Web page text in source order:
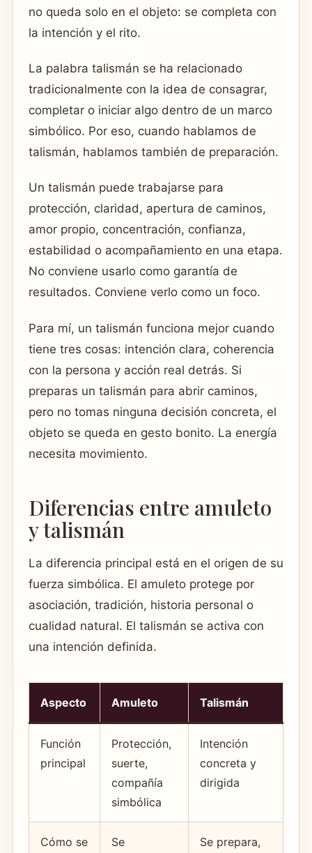
no queda solo en el objeto: se completa con
la intención y el rito.
La palabra talismán se ha relacionado
tradicionalmente con la idea de consagrar,
completar o iniciar algo dentro de un marco
simbólico. Por eso, cuando hablamos de
talismán, hablamos también de preparación.
Un talismán puede trabajarse para
protección, claridad, apertura de caminos,
amor propio, concentración, confianza,
estabilidad o acompañamiento en una etapa.
No conviene usarlo como garantía de
resultados. Conviene verlo como un foco.
Para mí, un talismán funciona mejor cuando
tiene tres cosas: intención clara, coherencia
con la persona y acción real detrás. Si
preparas un talismán para abrir caminos,
pero no tomas ninguna decisión concreta, el
objeto se queda en gesto bonito. La energía
necesita movimiento.
Diferencias entre amuleto
y talismán
La diferencia principal está en el origen de su
fuerza simbólica. El amuleto protege por
asociación, tradición, historia personal o
cualidad natural. El talismán se activa con
una intención definida.
Aspecto Amuleto Talismán
Función
principal
Protección,
suerte,
compañía
simbólica
Intención
concreta y
dirigida
Cómo se
Se
Se prepara,